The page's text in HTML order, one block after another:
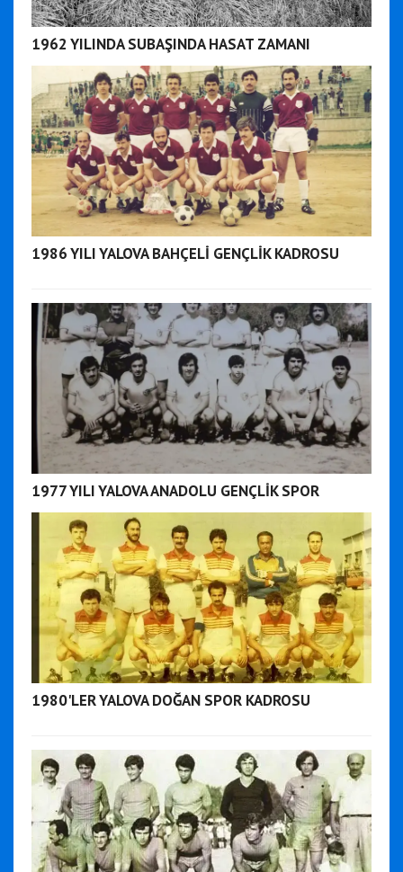
1962 YILINDA SUBAŞINDA HASAT ZAMANI
1986 YILI YALOVA BAHÇELİ GENÇLİK KADROSU
1977 YILI YALOVA ANADOLU GENÇLİK SPOR
1980'LER YALOVA DOĞAN SPOR KADROSU